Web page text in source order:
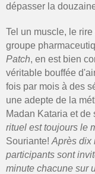
dépasser la
Tel un muscle, le
groupe
Patch, en est bien
véritable bouffée
fois par mois à des
une adepte de la
Madan Kataria et de
rituel est toujours le
Souriante! Après dix
participants sont
minute chacune sur